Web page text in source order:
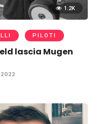
1.2K
PILOTI
lascia Mugen